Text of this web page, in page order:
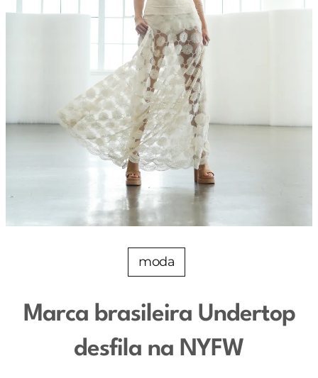
moda
Marca brasileira Undertop
desfila na NYFW